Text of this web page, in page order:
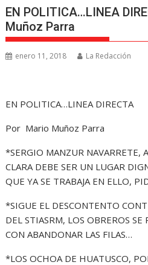
EN POLITICA…LINEA
Muñoz Parra
enero 11, 2018 La Redacción
EN POLITICA…LINEA DIRECTA
Por Mario Muñoz Parra
*SERGIO MANZUR NAVARRETE,
CLARA DEBE SER UN LUGAR
QUE YA SE TRABAJA EN ELLO,
*SIGUE EL DESCONTENTO
DEL STIASRM, LOS OBREROS SE
CON ABANDONAR LAS FILAS…
*LOS OCHOA DE HUATUSCO,